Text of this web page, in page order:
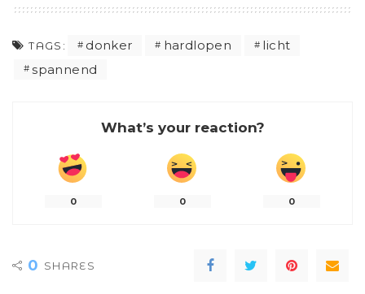
TAGS: donker hardlopen
licht
spannend
What’s your reaction?
0 0 0
0 SHARES